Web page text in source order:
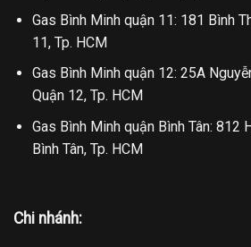
Gas Bình Minh quận 11: 181 Bình
11, Tp. HCM
Gas Bình Minh quận 12: 25A
Quận 12, Tp. HCM
Gas Bình Minh quận Bình Tân: 812
Bình Tân, Tp. HCM
Chi nhánh: